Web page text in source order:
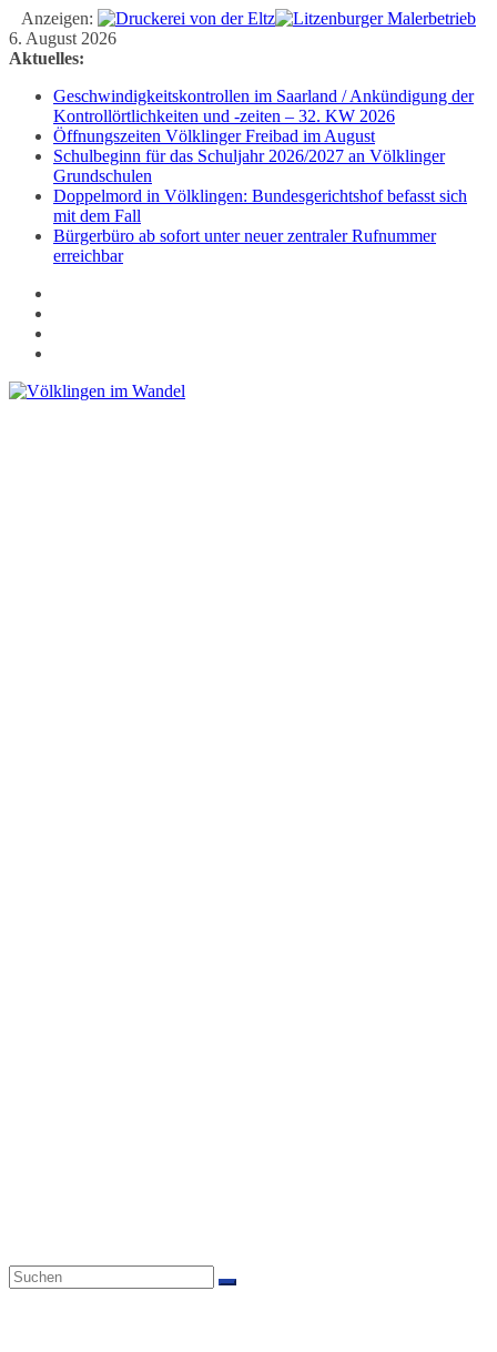
Anzeigen:
Zum
Inhalt
6. August 2026
Aktuelles:
Geschwindigkeitskontrollen im Saarland / Ankündigung der
Kontrollörtlichkeiten und -zeiten – 32. KW 2026
Öffnungszeiten Völklinger Freibad im August
Schulbeginn für das Schuljahr 2026/2027 an Völklinger
Grundschulen
Doppelmord in Völklingen: Bundesgerichtshof befasst sich
mit dem Fall
Bürgerbüro ab sofort unter neuer zentraler Rufnummer
erreichbar